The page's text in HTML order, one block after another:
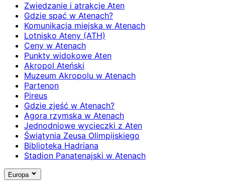
Zwiedzanie i atrakcje Aten
Gdzie spać w Atenach?
Komunikacja miejska w Atenach
Lotnisko Ateny (ATH)
Ceny w Atenach
Punkty widokowe Aten
Akropol Ateński
Muzeum Akropolu w Atenach
Partenon
Pireus
Gdzie zjeść w Atenach?
Agora rzymska w Atenach
Jednodniowe wycieczki z Aten
Świątynia Zeusa Olimpijskiego
Biblioteka Hadriana
Stadion Panatenajski w Atenach
Europa